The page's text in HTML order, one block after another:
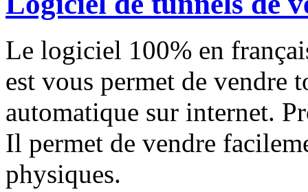
Le logiciel 100% en
est vous permet de vendre
automatique sur internet.
Il permet de vendre
physiques.